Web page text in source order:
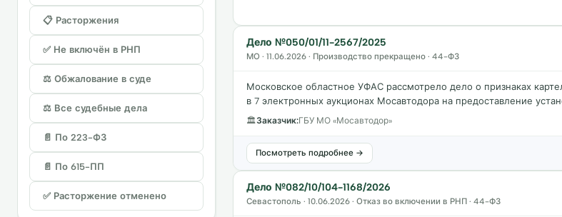
📋 Расторжения
✅ Не включён в РНП
⚖️ Обжалование в суде
⚖️ Все судебные дела
📄 По 223-ФЗ
📄 По 615-ПП
✅ Расторжение отменено
Дело №050/01/11-2567/2025
МО · 11.06.2026 · Производство прекращено · 44-ФЗ
Московское областное УФАС рассмотрело дело о признаках
в 7 электронных аукционах Мосавтодора на предоставление
🏛 Заказчик:ГБУ МО «Мосавтодор»
Посмотреть подробнее →
Дело №082/10/104-1168/2026
Севастополь · 10.06.2026 · Отказ во включении в РНП · 44-ФЗ